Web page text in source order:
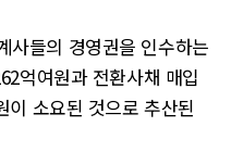
사들의 경영권을 인수하는
억여원과 전환사채 매입
이 소요된 것으로 추산된